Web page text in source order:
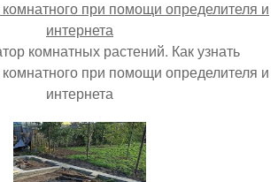
комнатных растений. Как узнать
комнатного при помощи определителя и
интернета